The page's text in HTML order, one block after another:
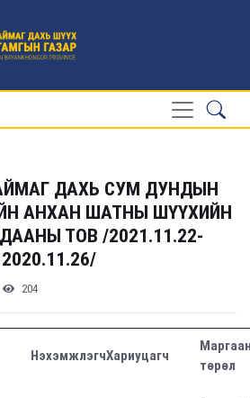
ДАХЬ СУМ ДУНДЫН
АНХАН ШАТНЫ ШҮҮХИЙН
ТОВ /2021.11.22-
2020.11.26/
204
НэхэмжлэгчХариуцагч
төрөл